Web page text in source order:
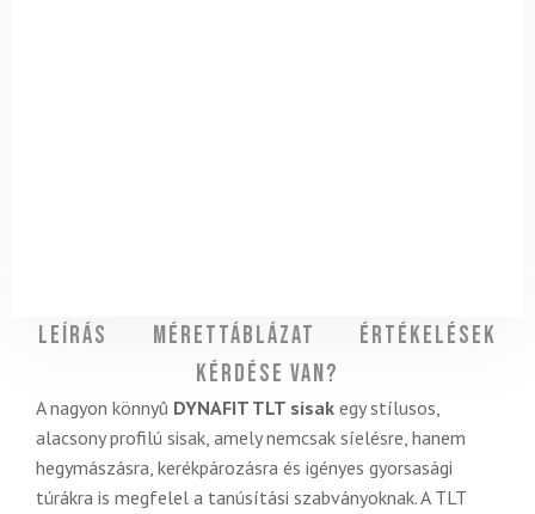
Leírás Mérettáblázat
Értékelések
Kérdése van?
A nagyon könnyû DYNAFIT TLT sisak egy stílusos,
alacsony profilú sisak, amely nemcsak síelésre, hanem
hegymászásra, kerékpározásra és igényes gyorsasági
túrákra is megfelel a tanúsítási szabványoknak. A TLT